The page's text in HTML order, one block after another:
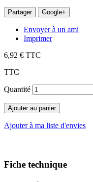
Partager Google+
Envoyer à un ami
Imprimer
6,92 € TTC
TTC
Quantité
Ajouter au panier
Ajouter à ma liste d'envies
Fiche technique